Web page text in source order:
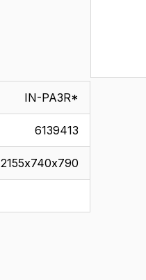
IN-PA3R*
6139413
2155х740х790